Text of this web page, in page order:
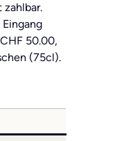
zahlbar.
50.00,
(75cl).